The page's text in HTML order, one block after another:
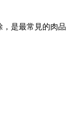
是最常見的肉品